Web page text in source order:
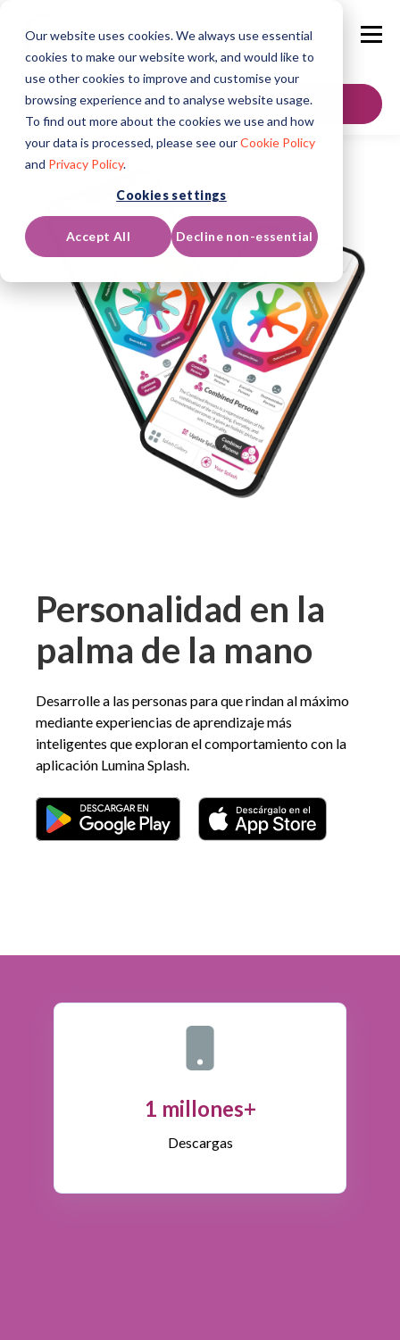
Our website uses cookies. We always use essential
cookies to make our website work, and would like to
use other cookies to improve and customise your
browsing experience and to analyse website usage.
To find out more about the cookies we use and how
your data is processed, please see ourCookie Policy
and Privacy Policy.
Cookies settings
Accept All Decline non-essential
Contáctenos
Personalidad en la
palma de la mano
Desarrolle a las personas para que rindan al máximo
mediante experiencias de aprendizaje más
inteligentes que exploran el comportamiento con la
aplicación Lumina Splash.
1 millones+
Descargas